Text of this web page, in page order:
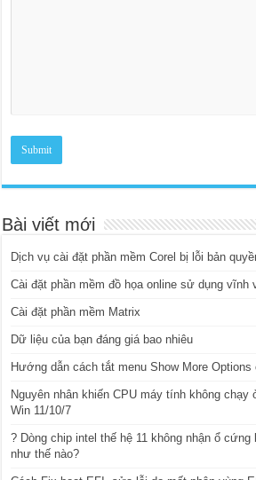
Bài viết mới
Dịch vụ cài đặt phần mềm Corel bị lỗi bản
Cài đặt phần mềm đồ họa online sử dụng vĩnh
Cài đặt phần mềm Matrix
Dữ liệu của bạn đáng giá bao nhiêu
Hướng dẫn cách tắt menu Show More Options
Nguyên nhân khiến CPU máy tính không chạy
Win 11/10/7
? Dòng chip intel thế hệ 11 không nhận ổ
như thế nào?